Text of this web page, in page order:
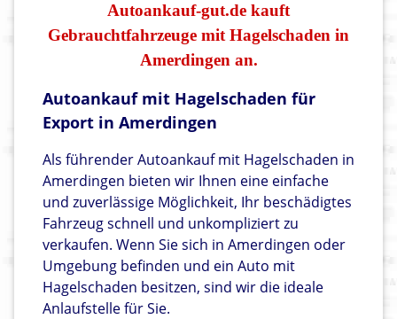
Autoankauf-gut.de kauft
Gebrauchtfahrzeuge mit Hagelschaden in
Amerdingen an.
Autoankauf mit Hagelschaden für
Export in Amerdingen
Als führender Autoankauf mit Hagelschaden in
Amerdingen bieten wir Ihnen eine einfache
und zuverlässige Möglichkeit, Ihr beschädigtes
Fahrzeug schnell und unkompliziert zu
verkaufen. Wenn Sie sich in Amerdingen oder
Umgebung befinden und ein Auto mit
Hagelschaden besitzen, sind wir die ideale
Anlaufstelle für Sie.